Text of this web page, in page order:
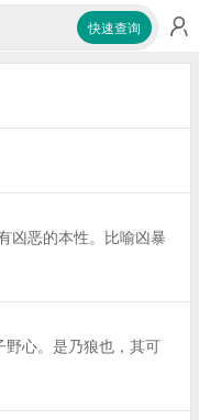
快速查询
凶恶的本性。比喻凶暴
野心。是乃狼也，其可